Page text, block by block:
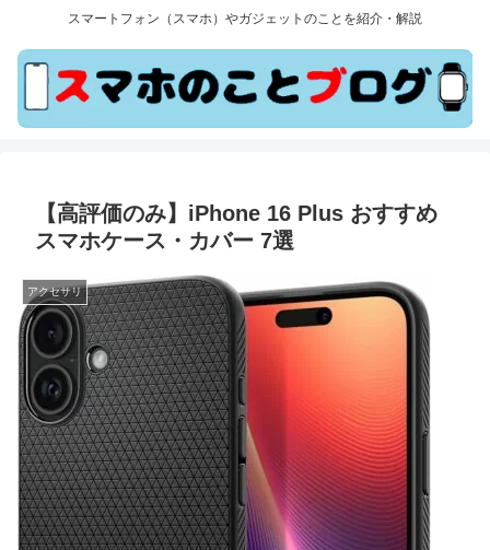
スマートフォン（スマホ）やガジェットのことを紹介・解説
【高評価のみ】iPhone 16 Plus おすすめ
スマホケース・カバー 7選
アクセサリ